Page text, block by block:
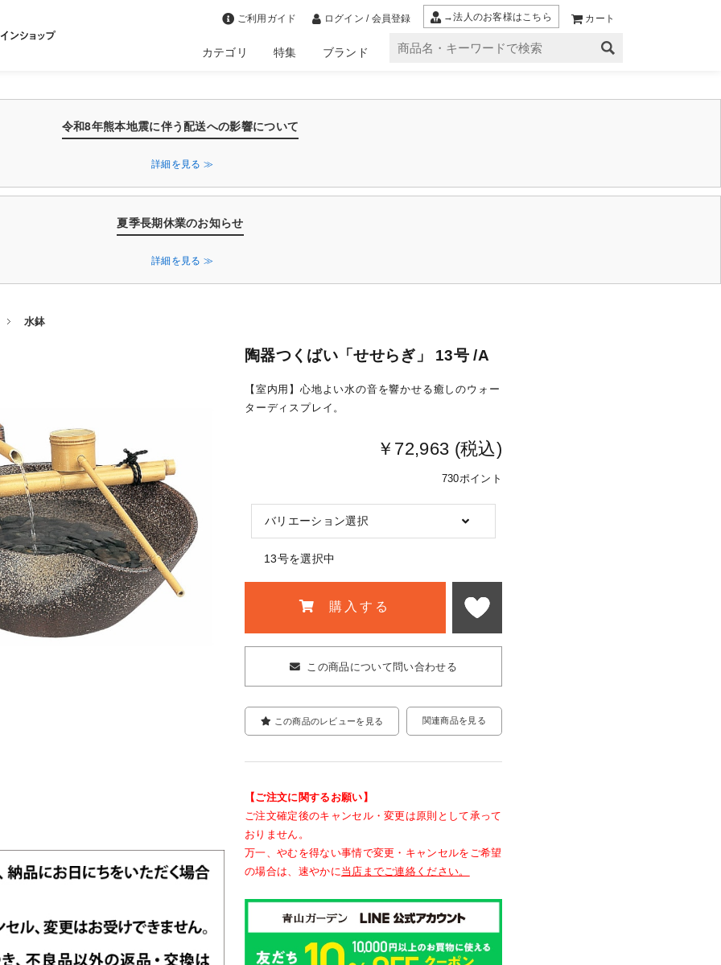
ご利用ガイド ログイン / 会員登録 →法人のお客様はこちら カート
カテゴリ 特集 ブランド
令和8年熊本地震に伴う配送への影響について
詳細を見る ≫
夏季長期休業のお知らせ
詳細を見る ≫
水鉢
陶器つくばい「せせらぎ」 13号 /A
【室内用】心地よい水の音を響かせる癒しのウォー
ターディスプレイ。
￥72,963 (税込)
730ポイント
バリエーション選択
13号を選択中
購入する
この商品について問い合わせる
この商品のレビューを見る 関連商品を見る
【ご注文に関するお願い】
ご注文確定後のキャンセル・変更は原則として承って
おりません。
万一、やむを得ない事情で変更・キャンセルをご希望
の場合は、速やかに当店までご連絡ください。